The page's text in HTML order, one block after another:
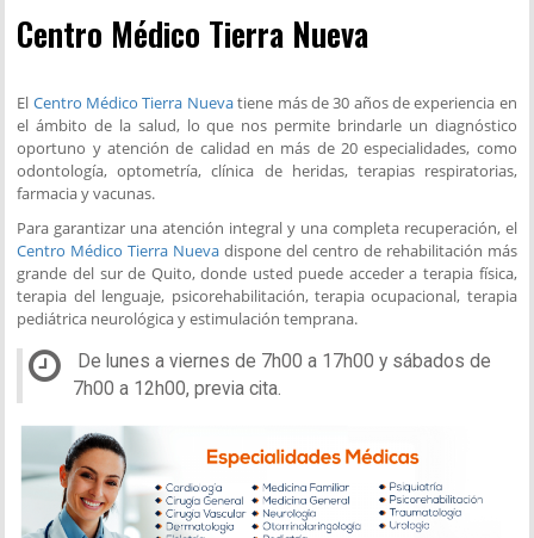
Centro Médico Tierra Nueva
El Centro Médico Tierra Nuevatiene más de 30 años de experiencia en
el ámbito de la salud, lo que nos permite brindarle un diagnóstico
oportuno y atención de calidad en más de 20 especialidades, como
odontología, optometría, clínica de heridas, terapias respiratorias,
farmacia y vacunas.
Para garantizar una atención integral y una completa recuperación, el
Centro Médico Tierra Nueva dispone del centro de rehabilitación más
grande del sur de Quito, donde usted puede acceder a terapia física,
terapia del lenguaje, psicorehabilitación, terapia ocupacional, terapia
pediátrica neurológica y estimulación temprana.
De lunes a viernes de 7h00 a 17h00 y sábados de
7h00 a 12h00, previa cita.